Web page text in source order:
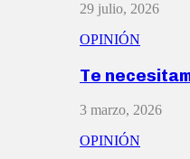
29 julio, 2026
OPINIÓN
Te
3 marzo, 2026
OPINIÓN